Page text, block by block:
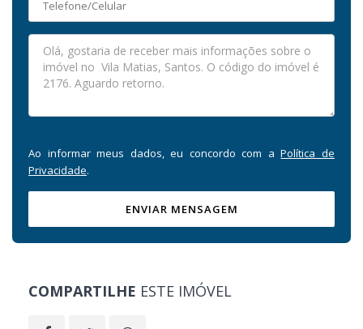
Ao informar meus dados, eu concordo com aPolítica de
Privacidade.
ENVIAR MENSAGEM
COMPARTILHE ESTE IMÓVEL